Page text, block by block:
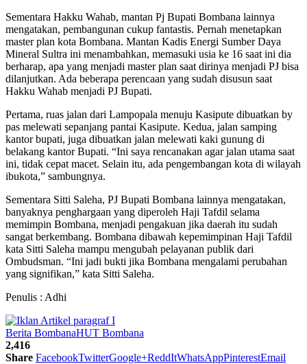
Sementara Hakku Wahab, mantan Pj Bupati Bombana lainnya
mengatakan, pembangunan cukup fantastis. Pernah menetapkan
master plan kota Bombana. Mantan Kadis Energi Sumber Daya
Mineral Sultra ini menambahkan, memasuki usia ke 16 saat ini dia
berharap, apa yang menjadi master plan saat dirinya menjadi PJ bisa
dilanjutkan. Ada beberapa perencaan yang sudah disusun saat
Hakku Wahab menjadi PJ Bupati.
Pertama, ruas jalan dari Lampopala menuju Kasipute dibuatkan by
pas melewati sepanjang pantai Kasipute. Kedua, jalan samping
kantor bupati, juga dibuatkan jalan melewati kaki gunung di
belakang kantor Bupati. “Ini saya rencanakan agar jalan utama saat
ini, tidak cepat macet. Selain itu, ada pengembangan kota di wilayah
ibukota,” sambungnya.
Sementara Sitti Saleha, PJ Bupati Bombana lainnya mengatakan,
banyaknya penghargaan yang diperoleh Haji Tafdil selama
memimpin Bombana, menjadi pengakuan jika daerah itu sudah
sangat berkembang. Bombana dibawah kepemimpinan Haji Tafdil
kata Sitti Saleha mampu mengubah pelayanan publik dari
Ombudsman. “Ini jadi bukti jika Bombana mengalami perubahan
yang signifikan,” kata Sitti Saleha.
Penulis : Adhi
Berita BombanaHUT Bombana
2,416
Share FacebookTwitterGoogle+ReddItWhatsAppPinterestEmail